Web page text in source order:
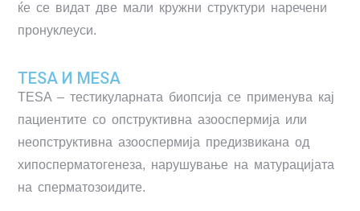
ќе се видат две мали кружни структури наречени
пронуклеуси.
TESA И MESA
TESA – тестикуларната биопсија се применува кај
пациентите со опструктивна азооспермија или
неопструктивна азооспермија предизвикана од
хипосперматогенеза, нарушување на матурацијата
на сперматозоидите.